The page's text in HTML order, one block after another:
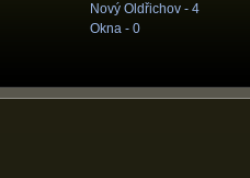
Nový Oldřichov - 4
Okna - 0